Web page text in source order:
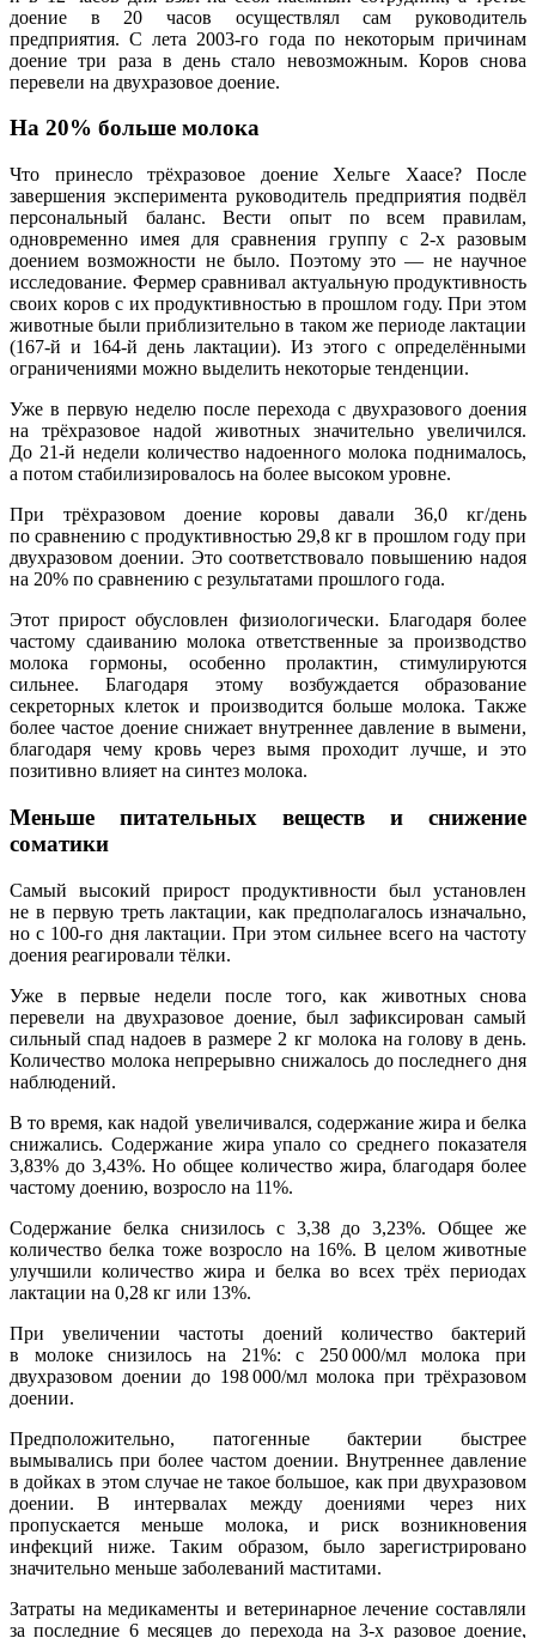
доение в 20 часов осуществлял сам руководитель
предприятия. С лета 2003-го года по некоторым причинам
доение три раза в день стало невозможным. Коров снова
перевели на двухразовое доение.
На 20% больше молока
Что принесло трёхразовое доение Хельге Хаасе? После
завершения эксперимента руководитель предприятия подвёл
персональный баланс. Вести опыт по всем правилам,
одновременно имея для сравнения группу с 2-х разовым
доением возможности не было. Поэтому это — не научное
исследование. Фермер сравнивал актуальную продуктивность
своих коров с их продуктивностью в прошлом году. При этом
животные были приблизительно в таком же периоде лактации
(167-й и 164-й день лактации). Из этого с определёнными
ограничениями можно выделить некоторые тенденции.
Уже в первую неделю после перехода с двухразового доения
на трёхразовое надой животных значительно увеличился.
До 21-й недели количество надоенного молока поднималось,
а потом стабилизировалось на более высоком уровне.
При трёхразовом доение коровы давали 36,0 кг/день
по сравнению с продуктивностью 29,8 кг в прошлом году при
двухразовом доении. Это соответствовало повышению надоя
на 20% по сравнению с результатами прошлого года.
Этот прирост обусловлен физиологически. Благодаря более
частому сдаиванию молока ответственные за производство
молока гормоны, особенно пролактин, стимулируются
сильнее. Благодаря этому возбуждается образование
секреторных клеток и производится больше молока. Также
более частое доение снижает внутреннее давление в вымени,
благодаря чему кровь через вымя проходит лучше, и это
позитивно влияет на синтез молока.
Меньше питательных веществ и снижение
соматики
Самый высокий прирост продуктивности был установлен
не в первую треть лактации, как предполагалось изначально,
но с 100-го дня лактации. При этом сильнее всего на частоту
доения реагировали тёлки.
Уже в первые недели после того, как животных снова
перевели на двухразовое доение, был зафиксирован самый
сильный спад надоев в размере 2 кг молока на голову в день.
Количество молока непрерывно снижалось до последнего дня
наблюдений.
В то время, как надой увеличивался, содержание жира и белка
снижались. Содержание жира упало со среднего показателя
3,83% до 3,43%. Но общее количество жира, благодаря более
частому доению, возросло на 11%.
Содержание белка снизилось с 3,38 до 3,23%. Общее же
количество белка тоже возросло на 16%. В целом животные
улучшили количество жира и белка во всех трёх периодах
лактации на 0,28 кг или 13%.
При увеличении частоты доений количество бактерий
в молоке снизилось на 21%: с 250 000/мл молока при
двухразовом доении до 198 000/мл молока при трёхразовом
доении.
Предположительно, патогенные бактерии быстрее
вымывались при более частом доении. Внутреннее давление
в дойках в этом случае не такое большое, как при двухразовом
доении. В интервалах между доениями через них
пропускается меньше молока, и риск возникновения
инфекций ниже. Таким образом, было зарегистрировано
значительно меньше заболеваний маститами.
Затраты на медикаменты и ветеринарное лечение составляли
за последние 6 месяцев до перехода на 3-х разовое доение,